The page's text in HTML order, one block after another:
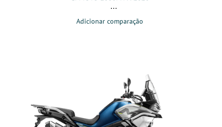
Adicionar comparação